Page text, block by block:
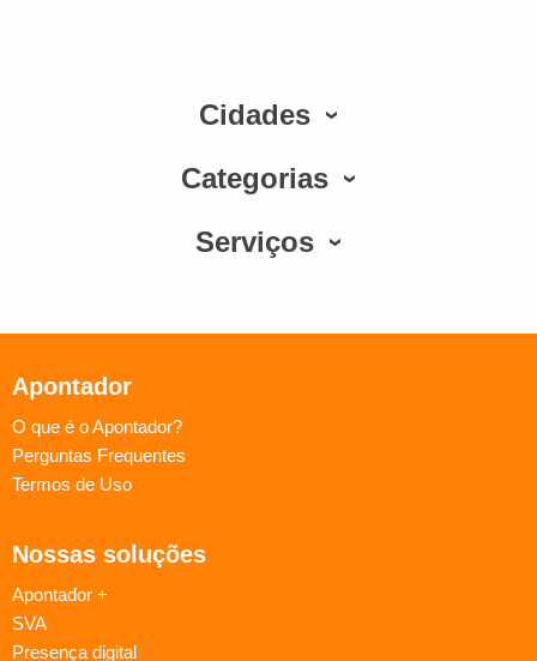
Cidades
Categorias
Serviços
Apontador
O que é o Apontador?
Perguntas Frequentes
Termos de Uso
Nossas soluções
Apontador +
SVA
Presença digital